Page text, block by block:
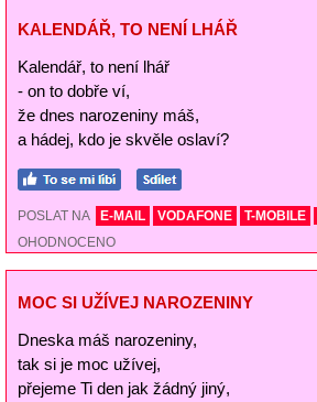
KALENDÁŘ, TO NENÍ LHÁŘ
Kalendář, to není lhář
- on to dobře ví,
že dnes narozeniny máš,
a hádej, kdo je skvěle oslaví?
POSLAT NA E-MAIL VODAFONE T-MOBILE
OHODNOCENO
MOC SI UŽÍVEJ NAROZENINY
Dneska máš narozeniny,
tak si je moc užívej,
přejeme Ti den jak žádný jiný,